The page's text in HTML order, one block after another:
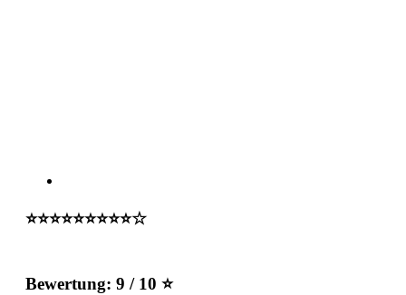
⭐️⭐️⭐️⭐️⭐️⭐️⭐️⭐️⭐️☆
Bewertung: 9 / 10 ⭐